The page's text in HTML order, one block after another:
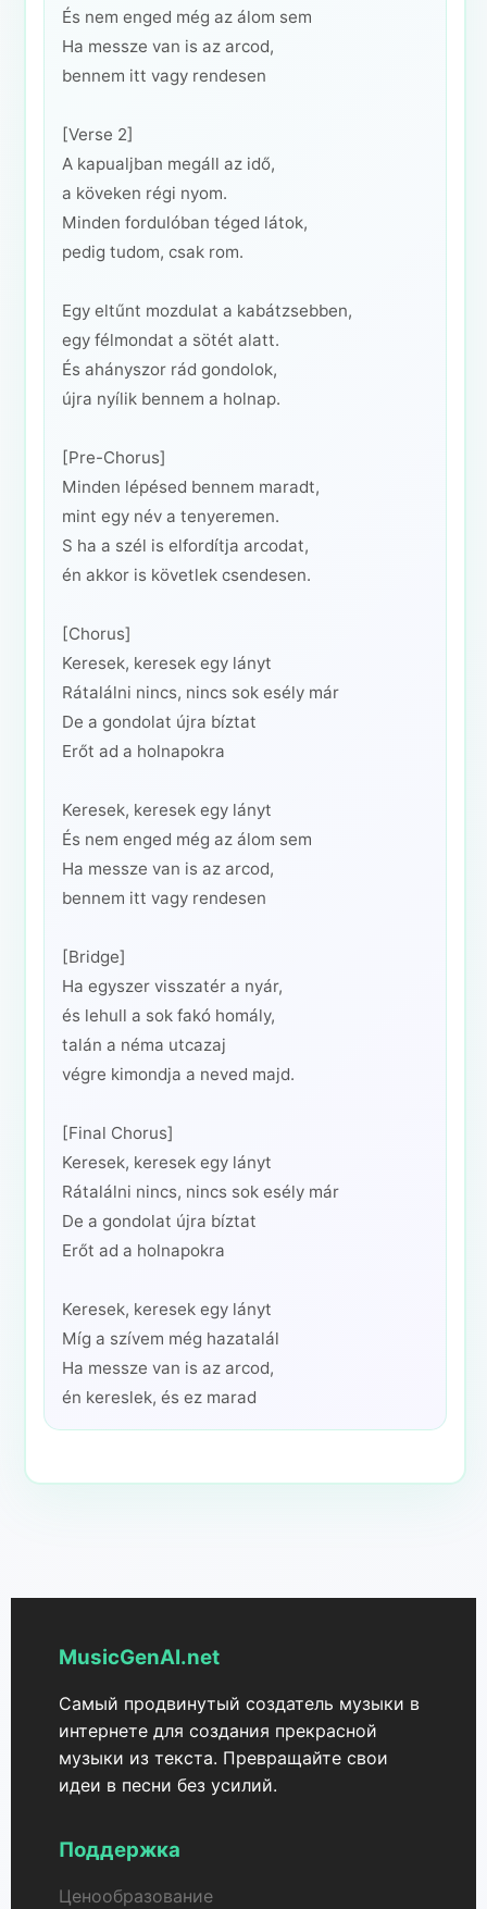
És nem enged még az álom sem
Ha messze van is az arcod,
bennem itt vagy rendesen
[Verse 2]
A kapualjban megáll az idő,
a köveken régi nyom.
Minden fordulóban téged látok,
pedig tudom, csak rom.
Egy eltűnt mozdulat a kabátzsebben,
egy félmondat a sötét alatt.
És ahányszor rád gondolok,
újra nyílik bennem a holnap.
[Pre-Chorus]
Minden lépésed bennem maradt,
mint egy név a tenyeremen.
S ha a szél is elfordítja arcodat,
én akkor is követlek csendesen.
[Chorus]
Keresek, keresek egy lányt
Rátalálni nincs, nincs sok esély már
De a gondolat újra bíztat
Erőt ad a holnapokra
Keresek, keresek egy lányt
És nem enged még az álom sem
Ha messze van is az arcod,
bennem itt vagy rendesen
[Bridge]
Ha egyszer visszatér a nyár,
és lehull a sok fakó homály,
talán a néma utcazaj
végre kimondja a neved majd.
[Final Chorus]
Keresek, keresek egy lányt
Rátalálni nincs, nincs sok esély már
De a gondolat újra bíztat
Erőt ad a holnapokra
Keresek, keresek egy lányt
Míg a szívem még hazatalál
Ha messze van is az arcod,
én kereslek, és ez marad
MusicGenAI.net
Самый продвинутый создатель музыки в
интернете для создания прекрасной
музыки из текста. Превращайте свои
идеи в песни без усилий.
Поддержка
Ценообразование